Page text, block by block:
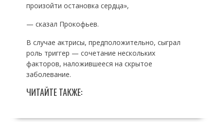
произойти остановка сердца»,
— сказал Прокофьев.
В случае актрисы, предположительно, сыграл
роль триггер — сочетание нескольких
факторов, наложившееся на скрытое
заболевание.
ЧИТАЙТЕ ТАКЖЕ: